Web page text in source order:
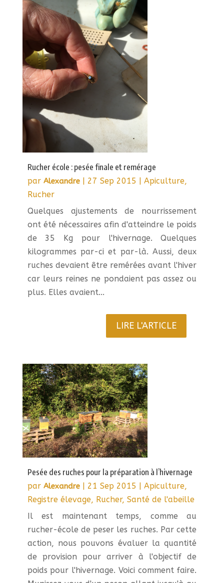
Rucher école : pesée finale et remérage
par Alexandre| 27 Sep 2015 | Apiculture,
Rucher
Quelques ajustements de nourrissement
ont été nécessaires afin d'atteindre le poids
de 35 Kg pour l'hivernage. Quelques
kilogrammes par-ci et par-là. Aussi, deux
ruches devaient être remérées avant l'hiver
car leurs reines ne pondaient pas assez ou
plus. Elles avaient...
LIRE L'ARTICLE
Pesée des ruches pour la préparation à l’hivernage
par Alexandre| 21 Sep 2015 | Apiculture,
Registre élevage, Rucher, Santé de l'abeille
Il est maintenant temps, comme au
rucher-école de peser les ruches. Par cette
action, nous pouvons évaluer la quantité
de provision pour arriver à l'objectif de
poids pour l'hivernage. Voici comment faire.